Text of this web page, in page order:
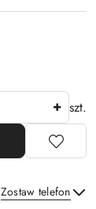
szt.
Zostaw telefon